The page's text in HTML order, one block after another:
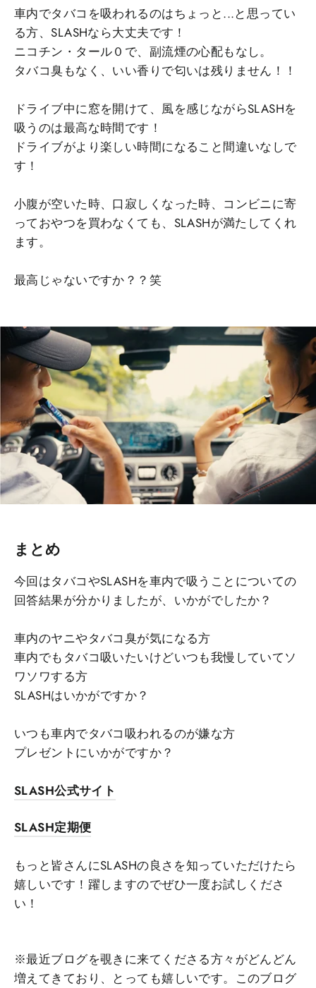
車内でタバコを吸われるのはちょっと...と思ってい
る方、SLASHなら大丈夫です！
ニコチン・タール０で、副流煙の心配もなし。
タバコ臭もなく、いい香りで匂いは残りません！！
ドライブ中に窓を開けて、風を感じながらSLASHを
吸うのは最高な時間です！
ドライブがより楽しい時間になること間違いなしで
す！
小腹が空いた時、口寂しくなった時、コンビニに寄
っておやつを買わなくても、SLASHが満たしてくれ
ます。
最高じゃないですか？？笑
まとめ
今回はタバコやSLASHを車内で吸うことについての
回答結果が分かりましたが、いかがでしたか？
車内のヤニやタバコ臭が気になる方
車内でもタバコ吸いたいけどいつも我慢していてソ
ワソワする方
SLASHはいかがですか？
いつも車内でタバコ吸われるのが嫌な方
プレゼントにいかがですか？
SLASH公式サイト
SLASH定期便
もっと皆さんにSLASHの良さを知っていただけたら
嬉しいです！ 躍しますのでぜひ一度お試しくださ
い！
※最近ブログを覗きに来てくださる方々がどんどん
増えてきており、とっても嬉しいです。このブログ